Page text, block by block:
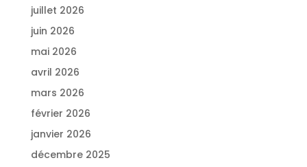
juillet 2026
juin 2026
mai 2026
avril 2026
mars 2026
février 2026
janvier 2026
décembre 2025